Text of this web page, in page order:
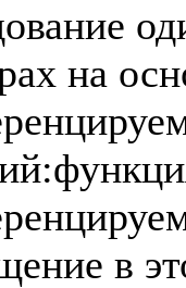
на
в